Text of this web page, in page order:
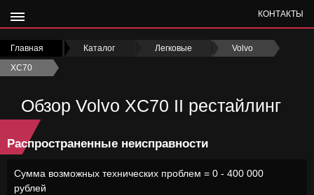
КОНТАКТЫ
Главная › Каталог Легковые › Volvo
›
XC70
›
Обзор Volvo XC70 II рестайлинг
Распространенные неисправности
Сумма возможных технических проблем = 0 - 400 000
рублей